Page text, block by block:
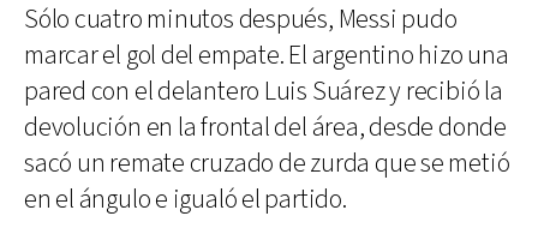
Sólo cuatro minutos después, Messi pudo
marcar el gol del empate. El argentino hizo una
pared con el delantero Luis Suárez y recibió la
devolución en la frontal del área, desde donde
sacó un remate cruzado de zurda que se metió
en el ángulo e igualó el partido.